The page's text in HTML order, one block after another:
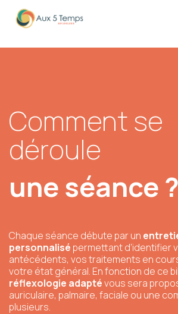
Comment se
déroule
une séance ?
Chaque séance débute par un
personnalisé permettant d’identifier
antécédents, vos traitements en
votre état général. En fonction de ce
réflexologie adaptévous sera
auriculaire, palmaire, faciale ou une
plusieurs.